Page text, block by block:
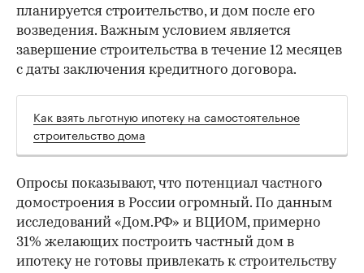
планируется строительство, и дом после его
возведения. Важным условием является
завершение строительства в течение 12 месяцев
с даты заключения кредитного договора.
Как взять льготную ипотеку на самостоятельное
строительство дома
Опросы показывают, что потенциал частного
домостроения в России огромный. По данным
исследований «Дом.РФ» и ВЦИОМ, примерно
31% желающих построить частный дом в
ипотеку не готовы привлекать к строительству